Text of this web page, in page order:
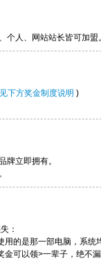
个人、网站站长皆可加盟
下方奖金制度说明 )
牌立即拥有。
：
的是那一部电脑，系统
可以领>一辈子，绝不